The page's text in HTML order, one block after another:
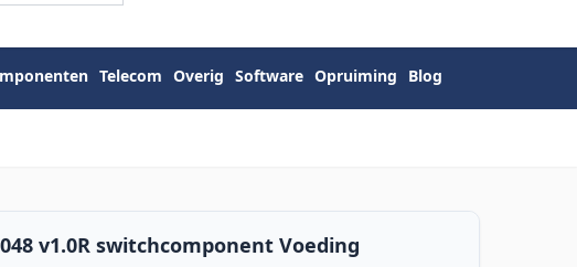
Telecom Overig Software Opruiming Blog
v1.0R switchcomponent Voeding